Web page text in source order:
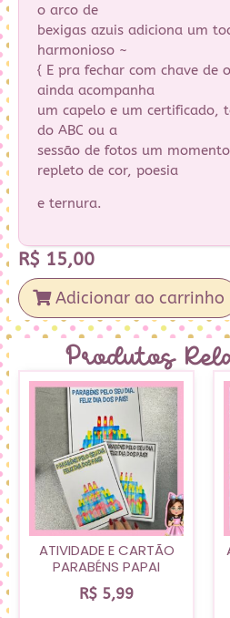
o arco de
bexigas azuis adiciona um
harmonioso ~
{ E pra fechar com chave de
ainda acompanha
um capelo e um certificado,
do ABC ou a
sessão de fotos um
repleto de cor, poesia
e ternura.
R$ 15,00
Adicionar ao carrinho
Produtos
ATIVIDADE E CARTÃO
PARABÉNS PAPAI
R$ 5,99